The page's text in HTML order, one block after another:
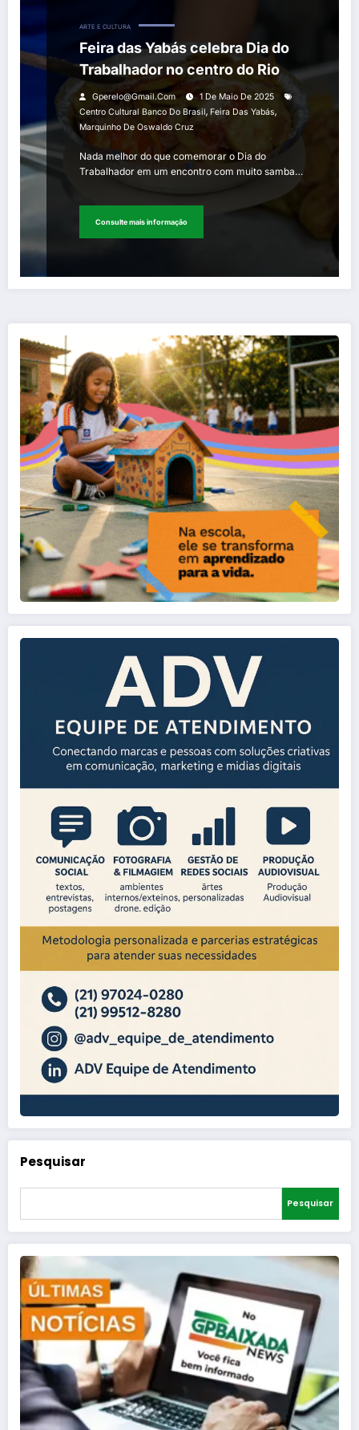
ARTE E CULTURA
Feira das Yabás celebra Dia do
Trabalhador no centro do Rio
Gperelo@gmail.com
1 De Maio De 2025
Centro Cultural Banco Do Brasil, Feira Das Yabás,
Marquinho De Oswaldo Cruz
Nada melhor do que comemorar o Dia do
Trabalhador em um encontro com muito samba…
Consulte mais informação
Pesquisar
Pesquisar